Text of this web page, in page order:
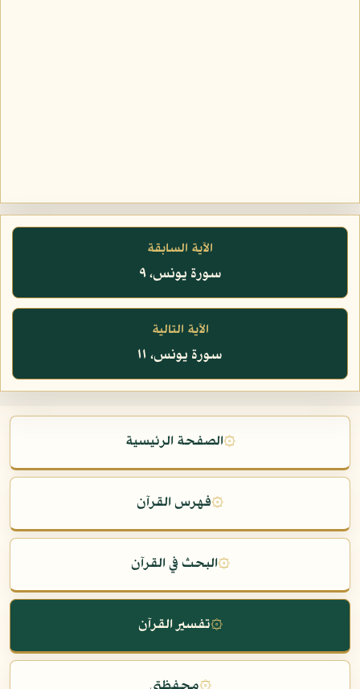
الآية السابقة
سورة يونس، ٩
الآية التالية
سورة يونس، ١١
۞الصفحة الرئيسية
۞فهرس القرآن
۞البحث في القرآن
۞تفسير القرآن